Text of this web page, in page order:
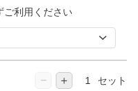
ご利用ください
− ＋ セット